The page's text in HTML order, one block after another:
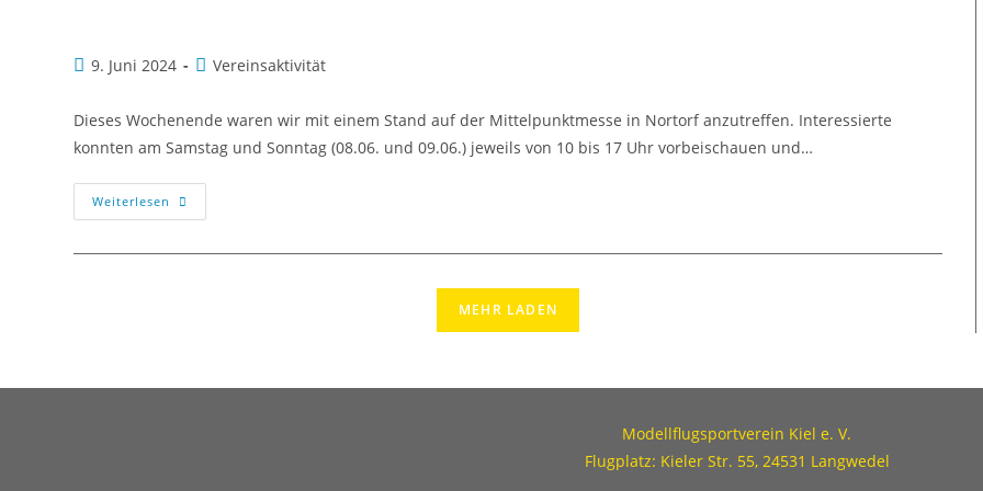
9. Juni 2024 Vereinsaktivität
Dieses Wochenende waren wir mit einem Stand auf der Mittelpunktmesse in Nortorf anzutreffen. Interessierte
konnten am Samstag und Sonntag (08.06. und 09.06.) jeweils von 10 bis 17 Uhr vorbeischauen und…
Weiterlesen
MEHR LADEN
Modellflugsportverein Kiel e. V.
Flugplatz: Kieler Str. 55, 24531 Langwedel